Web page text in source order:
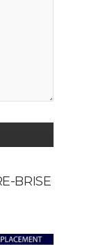
BRISE